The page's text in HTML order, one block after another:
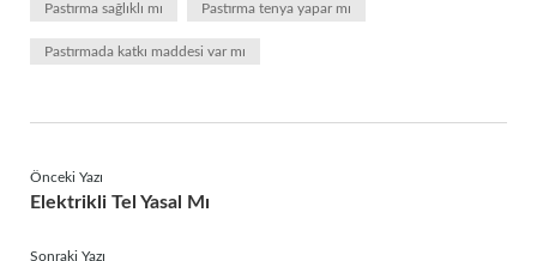
Pastırma sağlıklı mı Pastırma tenya yapar mı
Pastırmada katkı maddesi var mı
Önceki Yazı
Elektrikli Tel Yasal Mı
Sonraki Yazı